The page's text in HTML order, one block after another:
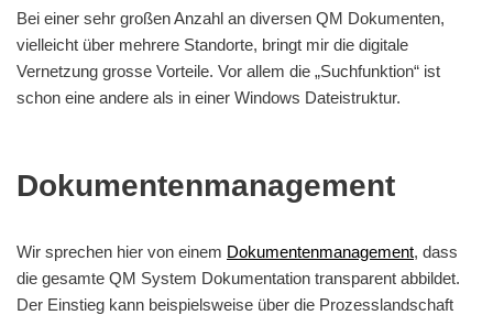
Bei einer sehr großen Anzahl an diversen QM Dokumenten,
vielleicht über mehrere Standorte, bringt mir die digitale
Vernetzung grosse Vorteile. Vor allem die „Suchfunktion“ ist
schon eine andere als in einer Windows Dateistruktur.
Dokumentenmanagement
Wir sprechen hier von einem Dokumentenmanagement, dass
die gesamte QM System Dokumentation transparent abbildet.
Der Einstieg kann beispielsweise über die Prozesslandschaft